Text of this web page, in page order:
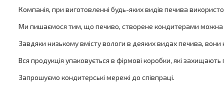
Компанія, при виготовленні будь-яких видів печива
Ми пишаємося тим, що печиво, створене кондитерами можна
Завдяки низькому вмісту вологи в деяких видах печива, вони
Вся продукція упаковується в фірмові коробки, які
Запрошуємо кондитерські мережі до співпраці.